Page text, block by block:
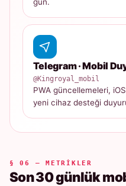
Telegram · Mobil
@Kingroyal_mobil
PWA güncellemeleri,
yeni cihaz desteği
§ 06 — METRIKLER
Son 30 günlük